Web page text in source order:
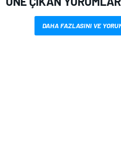
DAHA FAZLASINI VE